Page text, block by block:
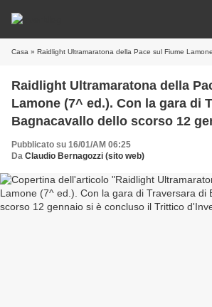
Casa » Raidlight Ultramaratona della Pace sul Fiume Lamone (7^ ed.). Con la gara di Traversara di Bagnacavallo dello
Raidlight Ultramaratona della
Lamone (7^ ed.). Con la gara di
Bagnacavallo dello scorso 12
concluso il Trittico d'Inverno
Pubblicato su 16/01/AM 06:25
Da Claudio Bernagozzi (sito web)